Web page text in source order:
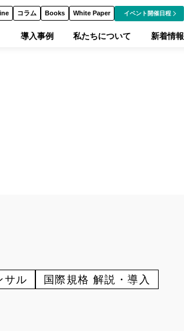
コラム Books White Paper イベント開催日程
導入事例 私たちについて 新着情報
サル
国際規格 解説・導入